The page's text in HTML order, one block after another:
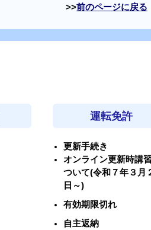
前のページに戻る
運転免許
更新手続き
オンライン更新時講
ついて(令和７年３月
日～)
有効期限切れ
自主返納